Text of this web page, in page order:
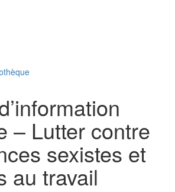
– Lutter contre
sexistes et
au travail